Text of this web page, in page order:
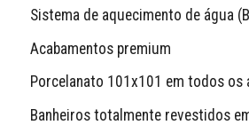
Sistema de aquecimento de água
Acabamentos premium
Porcelanato 101x101 em todos
Banheiros totalmente revestidos